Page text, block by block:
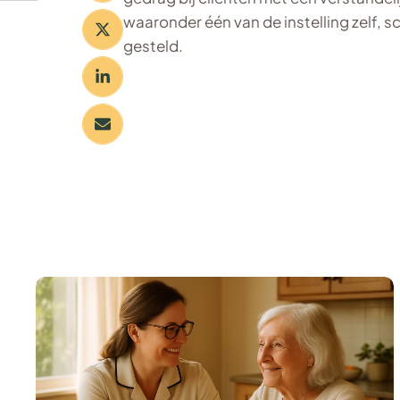
waaronder één van de instelling zelf,
gesteld.